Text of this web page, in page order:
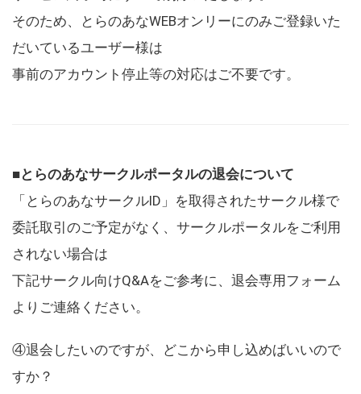
そのため、とらのあなWEBオンリーにのみご登録いた
だいているユーザー様は
事前のアカウント停止等の対応はご不要です。
■とらのあなサークルポータルの退会について
「とらのあなサークルID」を取得されたサークル様で
委託取引のご予定がなく、サークルポータルをご利用
されない場合は
下記サークル向けQ&Aをご参考に、退会専用フォーム
よりご連絡ください。
④退会したいのですが、どこから申し込めばいいので
すか？